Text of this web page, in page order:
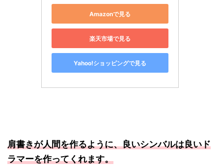
Amazonで見る
楽天市場で見る
Yahoo!ショッピングで見る
肩書きが人間を作るように、良いシンバルは良いド
ラマーを作ってくれます。